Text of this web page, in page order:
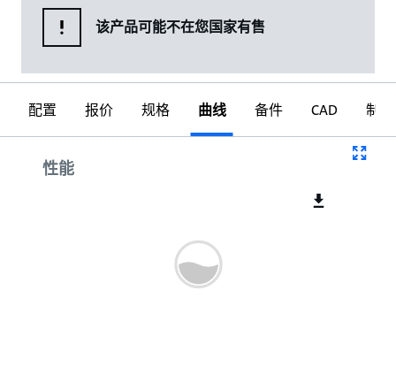
该产品可能不在您国家有售
配置 报价 规格 曲线 备件 CAD 制图
性能